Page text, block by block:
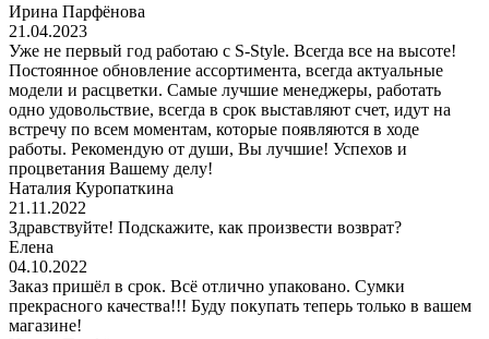
Ирина Парфёнова
21.04.2023
Уже не первый год работаю с S-Style. Всегда все на высоте!
Постоянное обновление ассортимента, всегда актуальные
модели и расцветки. Самые лучшие менеджеры, работать
одно удовольствие, всегда в срок выставляют счет, идут на
встречу по всем моментам, которые появляются в ходе
работы. Рекомендую от души, Вы лучшие! Успехов и
процветания Вашему делу!
Наталия Куропаткина
21.11.2022
Здравствуйте! Подскажите, как произвести возврат?
Елена
04.10.2022
Заказ пришёл в срок. Всё отлично упаковано. Сумки
прекрасного качества!!! Буду покупать теперь только в вашем
магазине!